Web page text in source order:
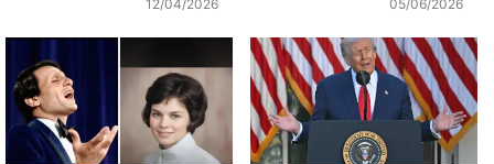
05/06/2026
12/04/2026